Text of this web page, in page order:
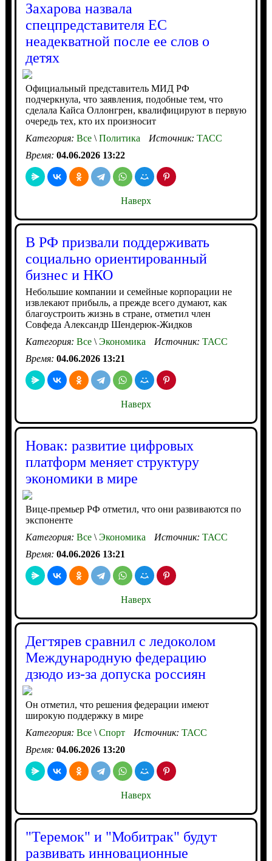
Захарова назвала
спецпредставителя ЕС
неадекватной после ее слов о
детях
Официальный представитель МИД РФ
подчеркнула, что заявления, подобные тем, что
сделала Кайса Оллонгрен, квалифицируют в первую
очередь тех, кто их произносит
Категория: Все\Политика Источник: ТАСС
Время: 04.06.2026 13:22
Наверх
В РФ призвали поддерживать
социально ориентированный
бизнес и НКО
Небольшие компании и семейные корпорации не
извлекают прибыль, а прежде всего думают, как
благоустроить жизнь в стране, отметил член
Совфеда Александр Шендерюк-Жидков
Категория: Все\Экономика Источник: ТАСС
Время: 04.06.2026 13:21
Наверх
Новак: развитие цифровых
платформ меняет структуру
экономики в мире
Вице-премьер РФ отметил, что они развиваются по
экспоненте
Категория: Все\Экономика Источник: ТАСС
Время: 04.06.2026 13:21
Наверх
Дегтярев сравнил с ледоколом
Международную федерацию
дзюдо из-за допуска россиян
Он отметил, что решения федерации имеют
широкую поддержку в мире
Категория: Все\Спорт Источник: ТАСС
Время: 04.06.2026 13:20
Наверх
"Теремок" и "Мобитрак" будут
развивать инновационные